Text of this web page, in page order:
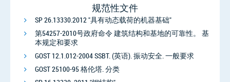
规范性文件
SP 26.13330.2012 "具有动态载荷的机器基础"
第54257-2010号政府命令 建筑结构和基地的可靠性。 基
本规定和要求
GOST 12.1.012-2004 SSBT. (英语). 振动安全. 一般要求
GOST 25100-95 格伦塔. 分类